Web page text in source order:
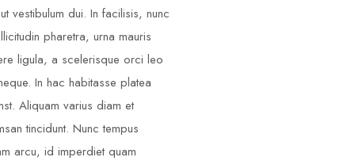
vestibulum dui. In facilisis, nunc
pharetra, urna mauris
ligula, a scelerisque orci leo
In hac habitasse platea
Aliquam varius diam et
tincidunt. Nunc tempus
arcu, id imperdiet quam